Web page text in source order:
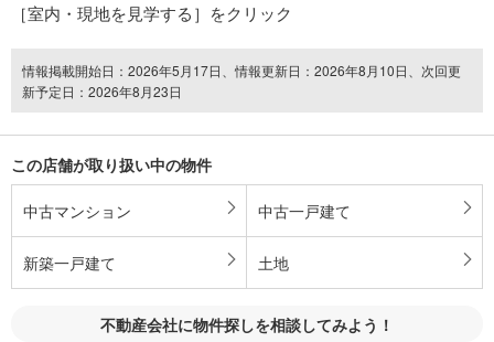
［室内・現地を見学する］をクリック
情報掲載開始日：2026年5月17日、情報更新日：2026年8月10日、次回更
新予定日：2026年8月23日
この店舗が取り扱い中の物件
中古マンション 中古一戸建て
新築一戸建て 土地
不動産会社に物件探しを相談してみよう！